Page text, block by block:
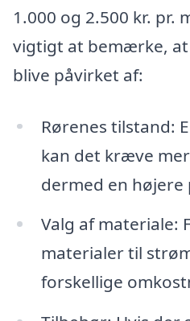
1.000 og 2.500 kr. pr.
vigtigt at bemærke,
blive påvirket af:
Rørenes tilstand:
kan det kræve
dermed en højere
Valg af materiale:
materialer til
forskellige